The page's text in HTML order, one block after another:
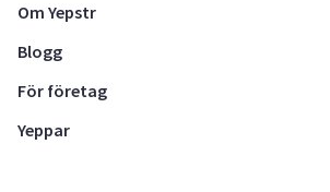
Om Yepstr
Blogg
För företag
Yeppar